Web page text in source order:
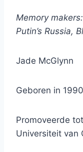
Memory
Putin’s Russia,
Jade McGlynn
Geboren in 1990
Promoveerde
Universiteit van